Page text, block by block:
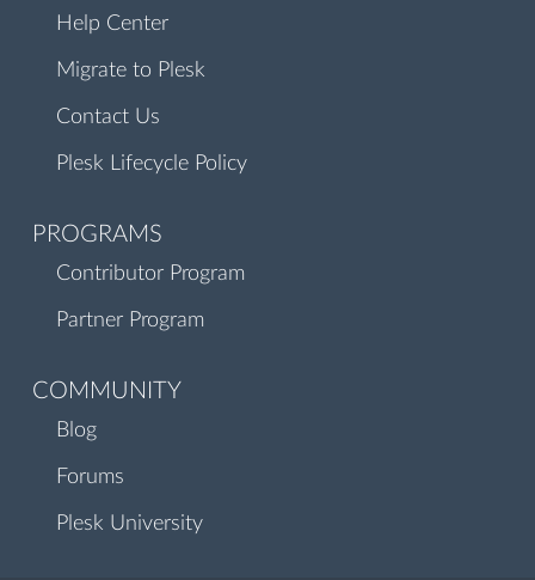
Help Center
Migrate to Plesk
Contact Us
Plesk Lifecycle Policy
PROGRAMS
Contributor Program
Partner Program
COMMUNITY
Blog
Forums
Plesk University